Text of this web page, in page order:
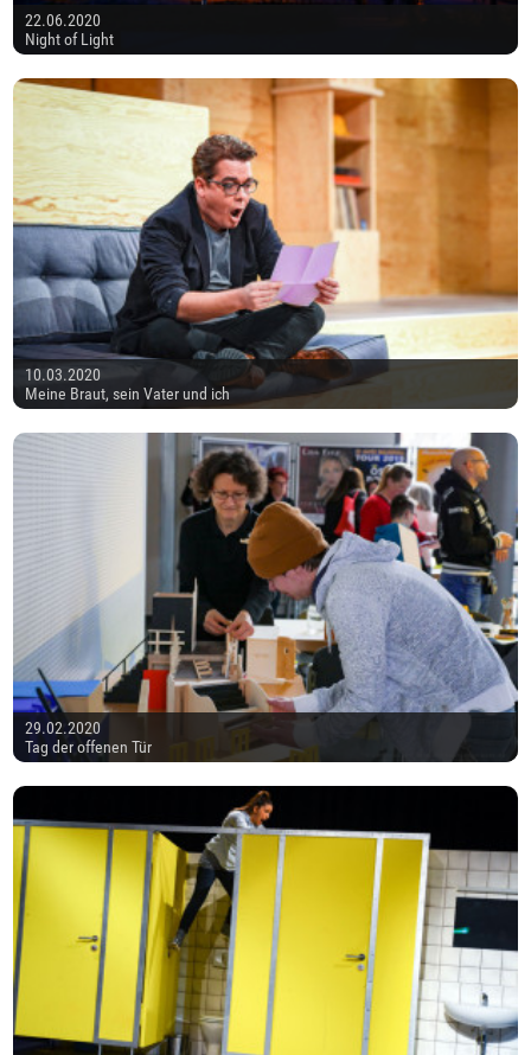
22.06.2020
Night of Light
10.03.2020
Meine Braut, sein Vater und ich
29.02.2020
Tag der offenen Tür